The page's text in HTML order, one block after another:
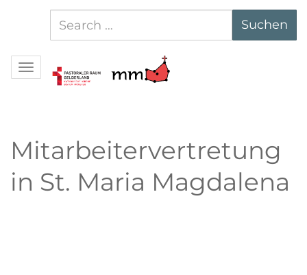
nach:
Suchen
Navigation
Mitarbeitervertretung
in St. Maria Magdalena